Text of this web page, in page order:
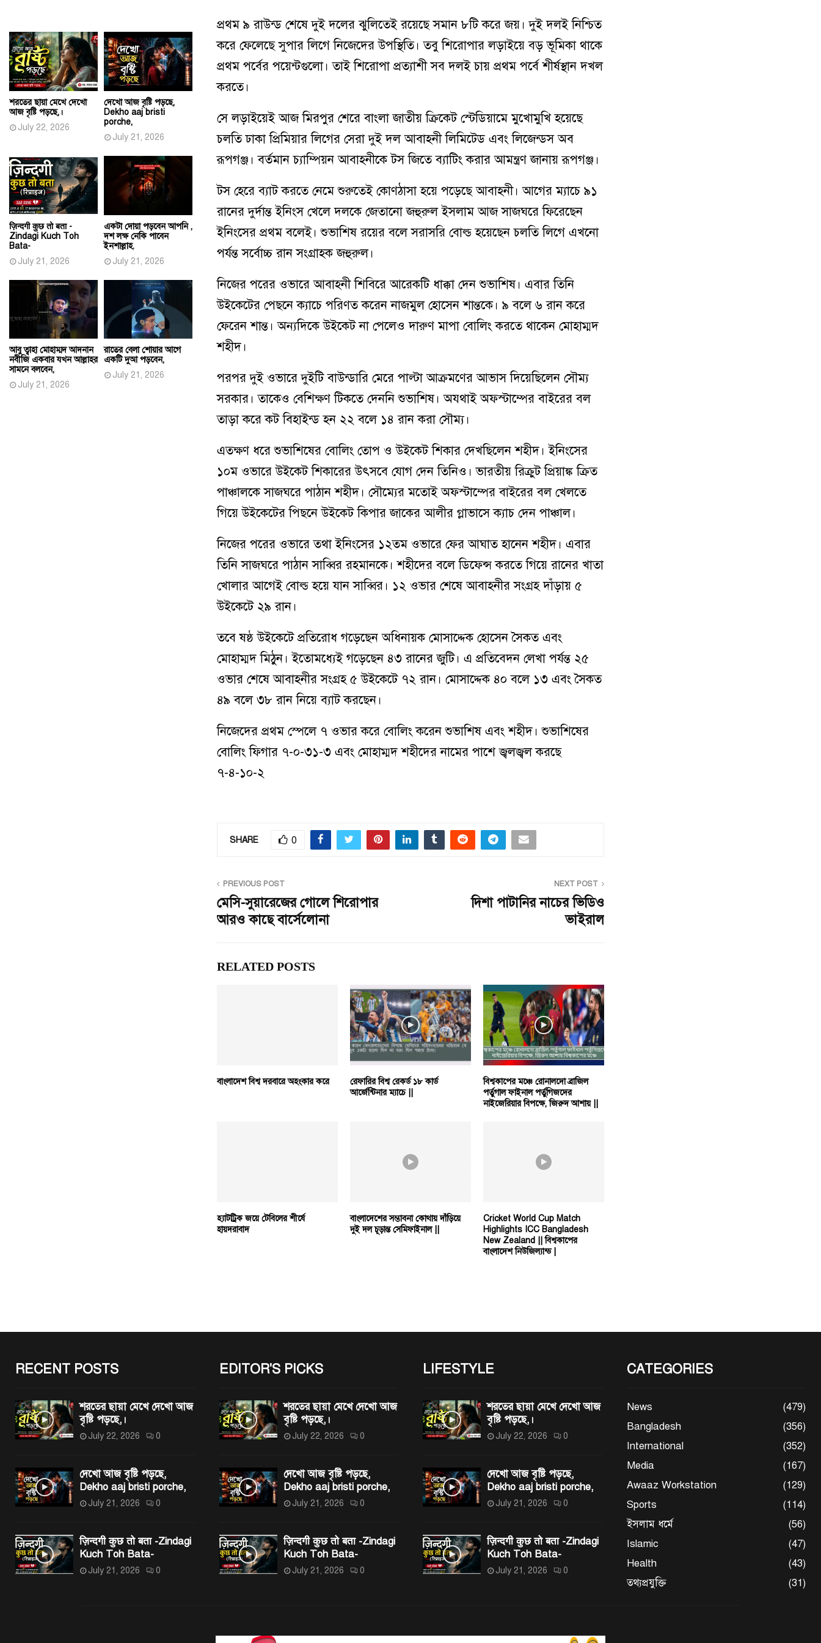
প্রথম ৯ রাউন্ড শেষে দুই দলের ঝুলিতেই রয়েছে সমান ৮টি করে জয়। দুই দলই নিশ্চিত
করে ফেলেছে সুপার লিগে নিজেদের উপস্থিতি। তবু শিরোপার লড়াইয়ে বড় ভূমিকা থাকে
প্রথম পর্বের পয়েন্টগুলো। তাই শিরোপা প্রত্যাশী সব দলই চায় প্রথম পর্বে শীর্ষস্থান দখল
করতে।
সে লড়াইয়েই আজ মিরপুর শেরে বাংলা জাতীয় ক্রিকেট স্টেডিয়ামে মুখোমুখি হয়েছে
চলতি ঢাকা প্রিমিয়ার লিগের সেরা দুই দল আবাহনী লিমিটেড এবং লিজেন্ডস অব
রূপগঞ্জ। বর্তমান চ্যাম্পিয়ন আবাহনীকে টস জিতে ব্যাটিং করার আমন্ত্রণ জানায় রূপগঞ্জ।
টস হেরে ব্যাট করতে নেমে শুরুতেই কোণঠাসা হয়ে পড়েছে আবাহনী। আগের ম্যাচে ৯১
রানের দুর্দান্ত ইনিংস খেলে দলকে জেতানো জহুরুল ইসলাম আজ সাজঘরে ফিরেছেন
ইনিংসের প্রথম বলেই। শুভাশিষ রয়ের বলে সরাসরি বোল্ড হয়েছেন চলতি লিগে এখনো
পর্যন্ত সর্বোচ্চ রান সংগ্রাহক জহুরুল।
নিজের পরের ওভারে আবাহনী শিবিরে আরেকটি ধাক্কা দেন শুভাশিষ। এবার তিনি
উইকেটের পেছনে ক্যাচে পরিণত করেন নাজমুল হোসেন শান্তকে। ৯ বলে ৬ রান করে
ফেরেন শান্ত। অন্যদিকে উইকেট না পেলেও দারুণ মাপা বোলিং করতে থাকেন মোহাম্মদ
শহীদ।
পরপর দুই ওভারে দুইটি বাউন্ডারি মেরে পাল্টা আক্রমণের আভাস দিয়েছিলেন সৌম্য
সরকার। তাকেও বেশিক্ষণ টিকতে দেননি শুভাশিষ। অযথাই অফস্টাম্পের বাইরের বল
তাড়া করে কট বিহাইন্ড হন ২২ বলে ১৪ রান করা সৌম্য।
এতক্ষণ ধরে শুভাশিষের বোলিং তোপ ও উইকেট শিকার দেখছিলেন শহীদ। ইনিংসের
১০ম ওভারে উইকেট শিকারের উৎসবে যোগ দেন তিনিও। ভারতীয় রিক্রুট প্রিয়াঙ্ক ক্রিত
পাঞ্চালকে সাজঘরে পাঠান শহীদ। সৌম্যের মতোই অফস্টাম্পের বাইরের বল খেলতে
গিয়ে উইকেটের পিছনে উইকেট কিপার জাকের আলীর গ্লাভাসে ক্যাচ দেন পাঞ্চাল।
নিজের পরের ওভারে তথা ইনিংসের ১২তম ওভারে ফের আঘাত হানেন শহীদ। এবার
তিনি সাজঘরে পাঠান সাব্বির রহমানকে। শহীদের বলে ডিফেন্স করতে গিয়ে রানের খাতা
খোলার আগেই বোল্ড হয়ে যান সাব্বির। ১২ ওভার শেষে আবাহনীর সংগ্রহ দাঁড়ায় ৫
উইকেটে ২৯ রান।
তবে ষষ্ঠ উইকেটে প্রতিরোধ গড়েছেন অধিনায়ক মোসাদ্দেক হোসেন সৈকত এবং
মোহাম্মদ মিঠুন। ইতোমধ্যেই গড়েছেন ৪৩ রানের জুটি। এ প্রতিবেদন লেখা পর্যন্ত ২৫
ওভার শেষে আবাহনীর সংগ্রহ ৫ উইকেটে ৭২ রান। মোসাদ্দেক ৪০ বলে ১৩ এবং সৈকত
৪৯ বলে ৩৮ রান নিয়ে ব্যাট করছেন।
নিজেদের প্রথম স্পেলে ৭ ওভার করে বোলিং করেন শুভাশিষ এবং শহীদ। শুভাশিষের
বোলিং ফিগার ৭-০-৩১-৩ এবং মোহাম্মদ শহীদের নামের পাশে জ্বলজ্বল করছে
৭-৪-১০-২
SHARE 0
PREVIOUS POST
মেসি-সুয়ারেজের গোলে শিরোপার
আরও কাছে বার্সেলোনা
NEXT POST
দিশা পাটানির নাচের ভিডিও
ভাইরাল
RELATED POSTS
বাংলাদেশ বিশ্ব দরবারে অহংকার করে
রেফারির বিশ্ব রেকর্ড ১৮ কার্ড
আর্জেন্টিনার ম্যাচে ||
বিশ্বকাপের মঞ্চে রোনালদো ব্রাজিল
পর্তুগাল ফাইনাল পর্তুগিজদের
নাইজেরিয়ার বিপক্ষে, জিরুদ আশায় ||
হ্যাটট্রিক জয়ে টেবিলের শীর্ষে
হায়দরাবাদ
বাংলাদেশের সম্ভাবনা কোথায় দাঁড়িয়ে
দুই দল চূড়ান্ত সেমিফাইনাল ||
Cricket World Cup Match
Highlights ICC Bangladesh
New Zealand || বিশ্বকাপের
বাংলাদেশ নিউজিল্যান্ড |
শরতের ছায়া মেখে দেখো
আজ বৃষ্টি পড়ছে,।
July 22, 2026
দেখো আজ বৃষ্টি পড়ছে,
Dekho aaj bristi
porche,
July 21, 2026
ज़िन्दगी कुछ तो बता -
Zindagi Kuch Toh
Bata-
July 21, 2026
একটা দোয়া পড়বেন আপনি ,
দশ লক্ষ নেকি পাবেন
ইনশাল্লাহ.
July 21, 2026
আবু ত্বাহা মোহাম্মদ আদনান
নবীজি একবার যখন আল্লাহর
সামনে বলবেন,
July 21, 2026
রাতের বেলা শোয়ার আগে
একটি দুআ পড়বেন,
July 21, 2026
RECENT POSTS
শরতের ছায়া মেখে দেখো আজ
বৃষ্টি পড়ছে,।
July 22, 2026 0
দেখো আজ বৃষ্টি পড়ছে,
Dekho aaj bristi porche,
July 21, 2026 0
ज़िन्दगी कुछ तो बता -Zindagi
Kuch Toh Bata-
July 21, 2026 0
EDITOR'S PICKS
শরতের ছায়া মেখে দেখো আজ
বৃষ্টি পড়ছে,।
July 22, 2026 0
দেখো আজ বৃষ্টি পড়ছে,
Dekho aaj bristi porche,
July 21, 2026 0
ज़िन्दगी कुछ तो बता -Zindagi
Kuch Toh Bata-
July 21, 2026 0
LIFESTYLE
শরতের ছায়া মেখে দেখো আজ
বৃষ্টি পড়ছে,।
July 22, 2026 0
দেখো আজ বৃষ্টি পড়ছে,
Dekho aaj bristi porche,
July 21, 2026 0
ज़िन्दगी कुछ तो बता -Zindagi
Kuch Toh Bata-
July 21, 2026 0
CATEGORIES
News
(479)
Bangladesh
(356)
International
(352)
Media
(167)
Awaaz Workstation
(129)
Sports
(114)
ইসলাম ধর্মে
(56)
Islamic
(47)
Health
(43)
তথ্যপ্রযুক্তি
(31)